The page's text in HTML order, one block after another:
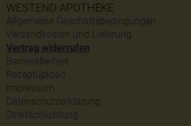
WESTEND APOTHEKE
Allgemeine Geschäftsbedingungen
Versandkosten und Lieferung
Vertrag widerrufen
Barrierefreiheit
Rezeptupload
Impressum
Datenschutzerklärung
Streitschlichtung